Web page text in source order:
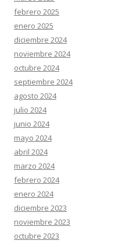
febrero 2025
enero 2025
diciembre 2024
noviembre 2024
octubre 2024
septiembre 2024
agosto 2024
julio 2024
junio 2024
mayo 2024
abril 2024
marzo 2024
febrero 2024
enero 2024
diciembre 2023
noviembre 2023
octubre 2023